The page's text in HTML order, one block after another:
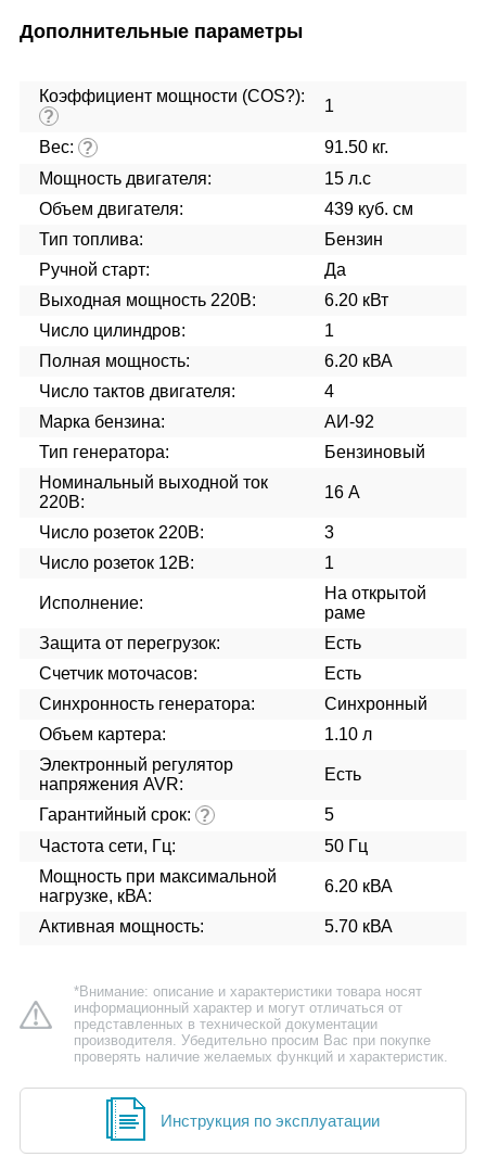
Дополнительные параметры
Коэффициент мощности (COS?):
?
1
Вес: ?
91.50 кг.
Мощность двигателя:
15 л.с
Объем двигателя:
439 куб. см
Тип топлива:
Бензин
Ручной старт:
Да
Выходная мощность 220В:
6.20 кВт
Число цилиндров:
1
Полная мощность:
6.20 кВА
Число тактов двигателя:
4
Марка бензина:
АИ-92
Тип генератора:
Бензиновый
Номинальный выходной ток
220В:
16 А
Число розеток 220В:
3
Число розеток 12В:
1
Исполнение:
На открытой
раме
Защита от перегрузок:
Есть
Счетчик моточасов:
Есть
Синхронность генератора:
Синхронный
Объем картера:
1.10 л
Электронный регулятор
напряжения AVR:
Есть
Гарантийный срок: ?
5
Частота сети, Гц:
50 Гц
Мощность при максимальной
нагрузке, кВА:
6.20 кВА
Активная мощность: 5.70 кВА
*Внимание: описание и характеристики товара носят
информационный характер и могут отличаться от
представленных в технической документации
производителя. Убедительно просим Вас при покупке
проверять наличие желаемых функций и характеристик.
Инструкция по эксплуатации